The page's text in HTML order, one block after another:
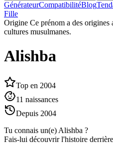
GénérateurCompatibilitéBlog
Fille
Origine Ce prénom a des origines
cultures musulmanes.
Alishba
Top en 2004
11 naissances
Depuis 2004
Tu connais un(e) Alishba ?
Fais-lui découvrir l'histoire